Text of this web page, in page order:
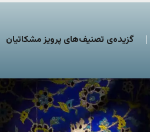
گزیده‌ی تصنیف‌های پرویز مشکاتیان